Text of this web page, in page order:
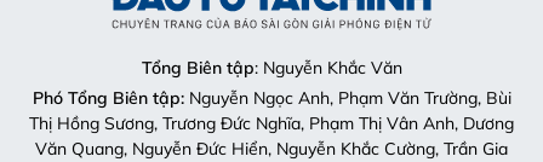
Tổng Biên tập: Nguyễn Khắc Văn
Phó Tổng Biên tập:Nguyễn Ngọc Anh, Phạm Văn Trường, Bùi
Thị Hồng Sương, Trương Đức Nghĩa, Phạm Thị Vân Anh, Dương
Văn Quang, Nguyễn Đức Hiển, Nguyễn Khắc Cường, Trần Gia